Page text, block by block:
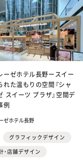
ーゼホテル長野ースイー
れた温もりの空間『シャ
スイーツ プラザ』空間デ
例
ゼホテル長野
グラフィックデザイン
・店舗デザイン